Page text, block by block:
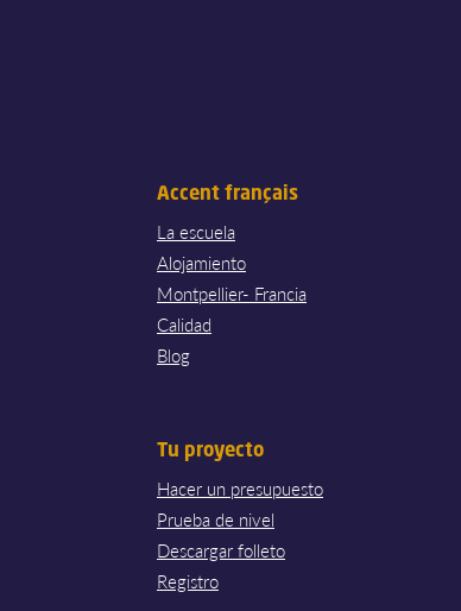
Accent français
La escuela
Alojamiento
Montpellier- Francia
Calidad
Blog
Tu proyecto
Hacer un presupuesto
Prueba de nivel
Descargar folleto
Registro